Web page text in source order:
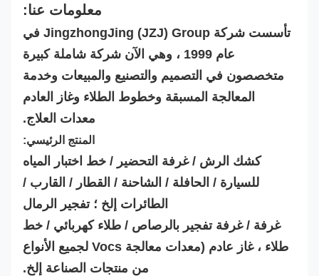
معلومات عنا:
تأسست شركة JingzhongJing (JZJ) Group في
متخصصون في التصميم والتصنيع والمبيعات وخدمة
المعالجة المسبقة وخطوط الطلاء وغاز العادم
معدات العلاج.
المنتج الرئيسي:
كشك الرش / غرفة التحضير / خط اختبار المياه
للسيارة / الحافلة / الشاحنة / القطار / القارب /
الطائرات إلخ ؛ تفجير الرمال
غرفة / غرفة تفجير بالرصاص / طلاء كهربائي / خط
طلاء ، غاز عادم (معدات معالجة Vocs لجميع الأنواع
من منتجات الصناعة إلخ.